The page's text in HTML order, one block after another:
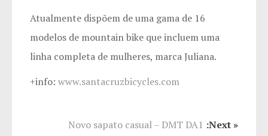
Atualmente dispõem de uma gama de 16
modelos de mountain bike que incluem uma
linha completa de mulheres, marca Juliana.
+info: www.santacruzbicycles.com
Novo sapato casual – DMT DA1 :Next »